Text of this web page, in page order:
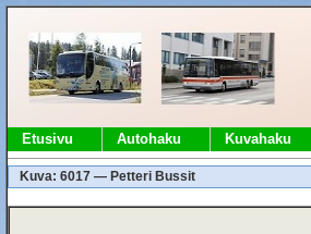
Etusivu Autohaku Kuvahaku
Kuva: 6017 — Petteri Bussit